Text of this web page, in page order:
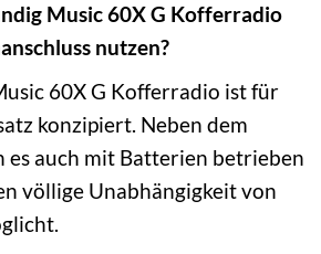
Music 60X G Kofferradio
nutzen?
60X G Kofferradio ist für
konzipiert. Neben dem
es auch mit Batterien betrieben
völlige Unabhängigkeit von